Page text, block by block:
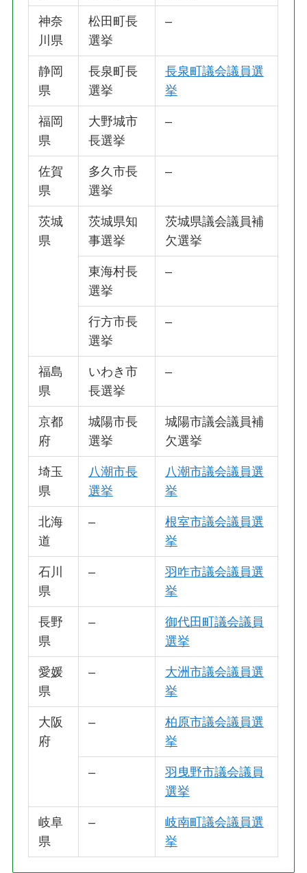
神奈
川県
松田町長
選挙
–
静岡
県
長泉町長
選挙
長泉町議会議員選
挙
福岡
県
大野城市
長選挙
–
佐賀
県
多久市長
選挙
–
茨城
県
茨城県知
事選挙
茨城県議会議員補
欠選挙
東海村長
選挙
–
行方市長
選挙
–
福島
県
いわき市
長選挙
–
京都
府
城陽市長
選挙
城陽市議会議員補
欠選挙
埼玉
県
八潮市長
選挙
八潮市議会議員選
挙
北海
道
–
根室市議会議員選
挙
石川
県
–
羽咋市議会議員選
挙
長野
県
–
御代田町議会議員
選挙
愛媛
県
–
大洲市議会議員選
挙
大阪
府
–
柏原市議会議員選
挙
–
羽曳野市議会議員
選挙
岐阜
県
–
岐南町議会議員選
挙